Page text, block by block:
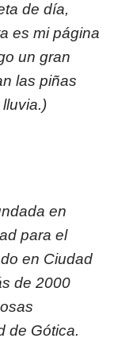
de día,
es mi página
un gran
las piñas
en
para el
en Ciudad
de 2000
de Gótica.